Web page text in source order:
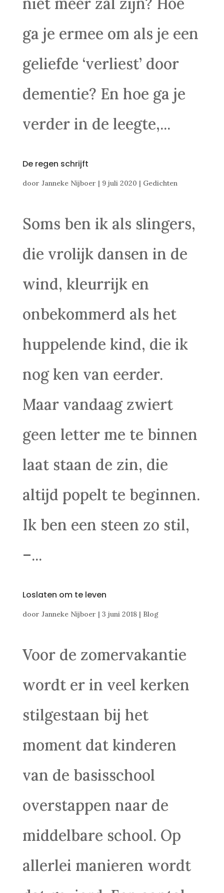
ga je ermee om als je een
geliefde ‘verliest’ door
dementie? En hoe ga je
verder in de leegte,...
De regen schrijft
door Janneke Nijboer | 9 juli 2020 | Gedichten
Soms ben ik als slingers,
die vrolijk dansen in de
wind, kleurrijk en
onbekommerd als het
huppelende kind, die ik
nog ken van eerder.
Maar vandaag zwiert
geen letter me te binnen
laat staan de zin, die
altijd popelt te beginnen.
Ik ben een steen zo stil,
–...
Loslaten om te leven
door Janneke Nijboer | 3 juni 2018| Blog
Voor de zomervakantie
wordt er in veel kerken
stilgestaan bij het
moment dat kinderen
van de basisschool
overstappen naar de
middelbare school. Op
allerlei manieren wordt